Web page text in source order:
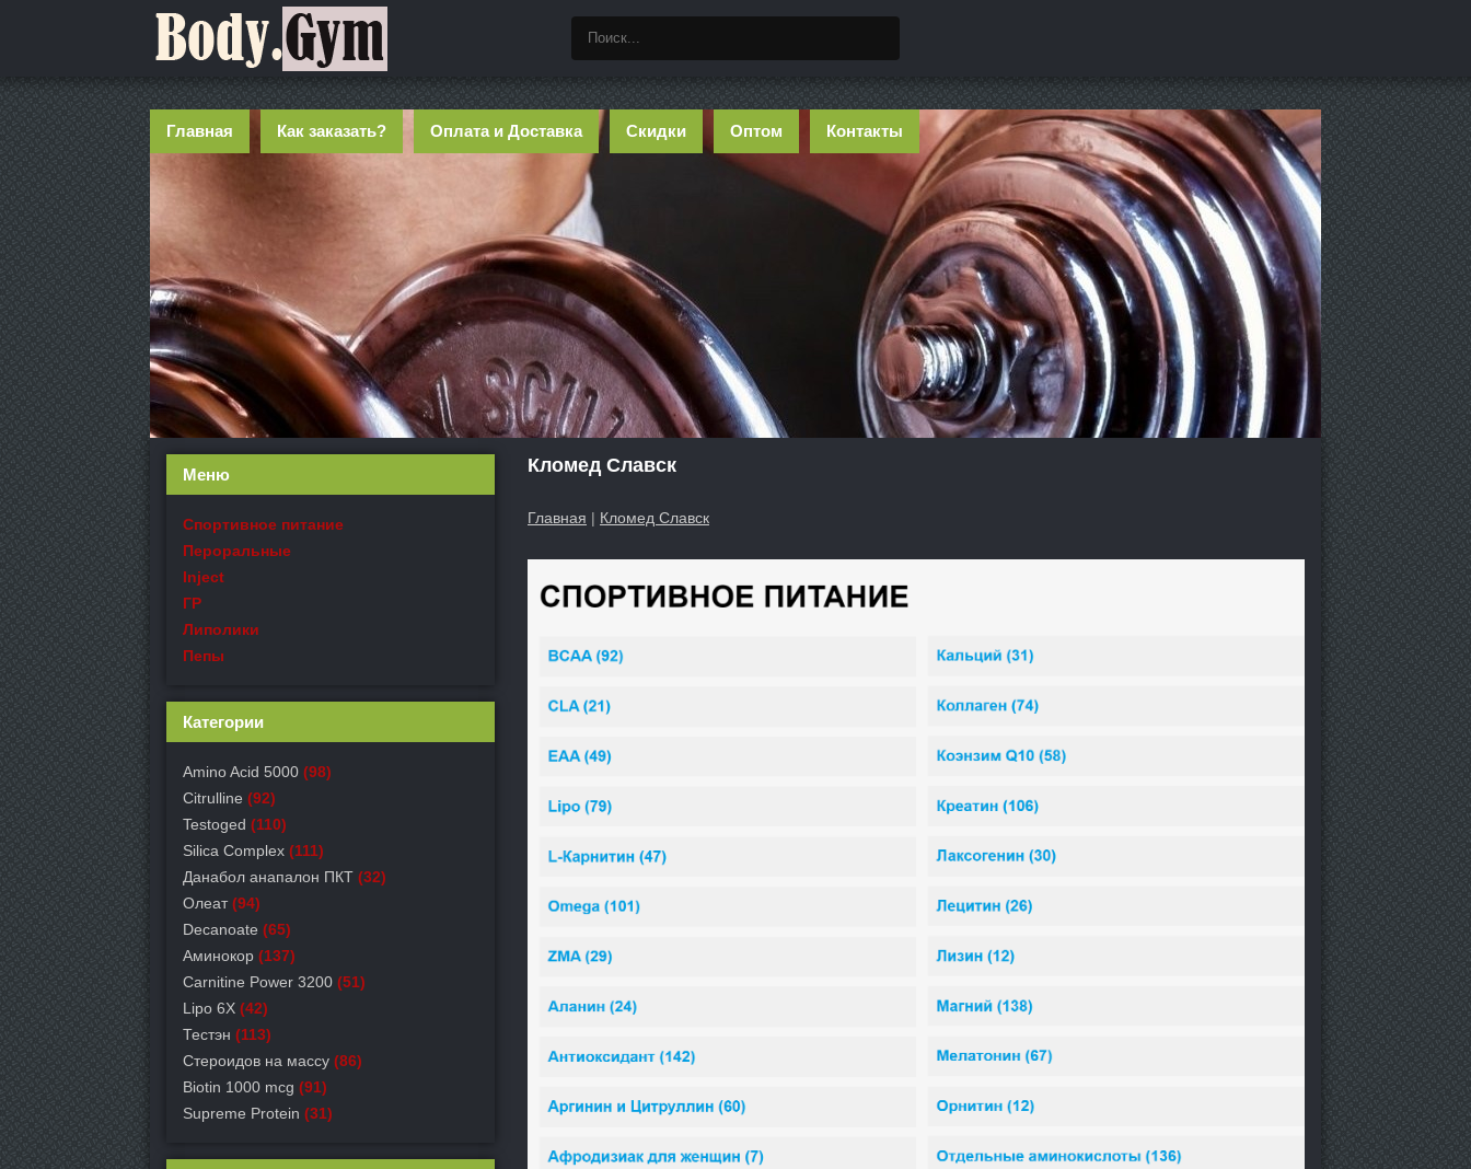
Главная Как заказать? Оплата и Доставка Скидки Оптом Контакты
Кломед Славск
Главная | Кломед Славск
Меню
Спортивное питание
Пероральные
Inject
ГР
Липолики
Пепы
Категории
Amino Acid 5000 (98)
Citrulline (92)
Testoged (110)
Silica Complex (111)
Данабол анапалон ПКТ (32)
Олеат (94)
Decanoate (65)
Аминокор (137)
Carnitine Power 3200 (51)
Lipo 6X (42)
Тестэн (113)
Стероидов на массу (86)
Biotin 1000 mcg (91)
Supreme Protein (31)